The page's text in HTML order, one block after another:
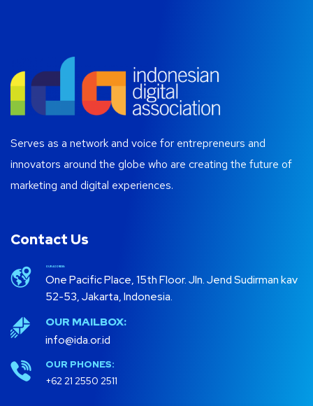
Serves as a network and voice for entrepreneurs and
innovators around the globe who are creating the future of
marketing and digital experiences.
Contact Us
OUR ADDRESS:
One Pacific Place, 15th Floor. Jln. Jend Sudirman kav
52-53, Jakarta, Indonesia.
OUR MAILBOX:
info@ida.or.id
OUR PHONES:
+62 21 2550 2511